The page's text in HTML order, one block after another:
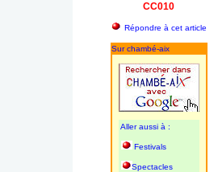
CC010
Répondre à cet article
Sur chambé-aix
Aller aussi à :
Festivals
Spectacles